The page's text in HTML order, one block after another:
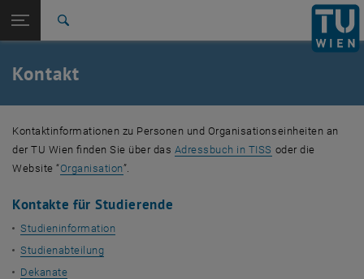
TU Login
Quicklinks
Quicklinks-Menü umschalten
Studium
Karriere
Zurück: Subseiten von TU Wien auflisten
Zurück zur letzten Ebene:
TU Wien
Kontakt
Informationsfreiheitsgesetz
Barrierefreiheitserklärung
Kontakt
Kontaktinformationen zu Personen und Organisationseinheiten an
der TU Wien finden Sie über das Adressbuch in TISS , öffnet eine
oder die
Website “Organisation, öffnet in einem neuen Fenster
”.
Kontakte für Studierende
Studieninformation
Studienabteilung
Dekanate